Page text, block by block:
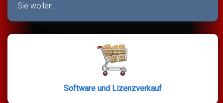
Sie wollen.
Software und Lizenzverkauf